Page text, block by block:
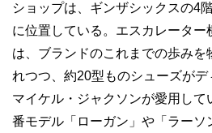
ショップは、ギンザシックスの4
に位置している。エスカレーター
は、ブランドのこれまでの歩みを
れつつ、約20型ものシューズがデ
マイケル・ジャクソンが愛用して
番モデル「ローガン」や「ラーソ